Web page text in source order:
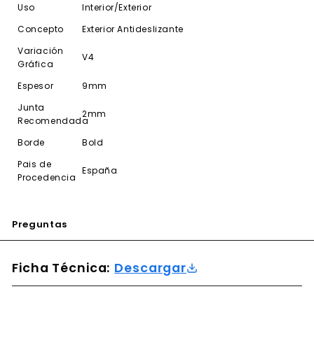
Uso
Interior/Exterior
Concepto
Exterior Antideslizante
Variación
Gráfica
V4
Espesor
9mm
Junta
Recomendada
2mm
Borde
Bold
Pais de
Procedencia
España
Preguntas
Ficha Técnica: Descargar